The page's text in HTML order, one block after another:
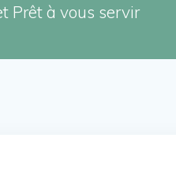
Prêt à vous servir